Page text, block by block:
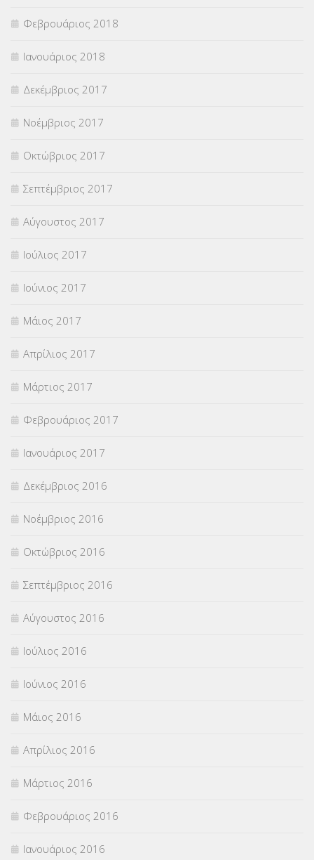
Φεβρουάριος 2018
Ιανουάριος 2018
Δεκέμβριος 2017
Νοέμβριος 2017
Οκτώβριος 2017
Σεπτέμβριος 2017
Αύγουστος 2017
Ιούλιος 2017
Ιούνιος 2017
Μάιος 2017
Απρίλιος 2017
Μάρτιος 2017
Φεβρουάριος 2017
Ιανουάριος 2017
Δεκέμβριος 2016
Νοέμβριος 2016
Οκτώβριος 2016
Σεπτέμβριος 2016
Αύγουστος 2016
Ιούλιος 2016
Ιούνιος 2016
Μάιος 2016
Απρίλιος 2016
Μάρτιος 2016
Φεβρουάριος 2016
Ιανουάριος 2016